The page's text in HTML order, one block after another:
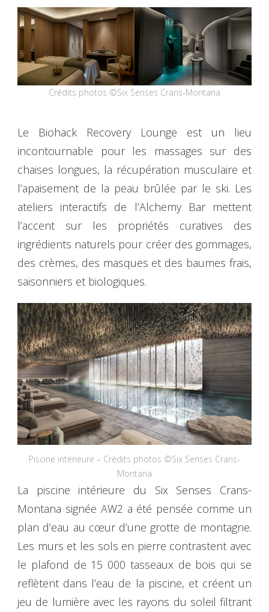
Crédits photos ©Six Senses Crans-Montana
Le Biohack Recovery Lounge est un lieu
incontournable pour les massages sur des
chaises longues, la récupération musculaire et
l’apaisement de la peau brûlée par le ski. Les
ateliers interactifs de l’Alchemy Bar mettent
l’accent sur les propriétés curatives des
ingrédients naturels pour créer des gommages,
des crèmes, des masques et des baumes frais,
saisonniers et biologiques.
Piscine intérieure – Crédits photos ©Six Senses Crans-
Montana
La piscine intérieure du Six Senses Crans-
Montana signée AW2 a été pensée comme un
plan d’eau au cœur d’une grotte de montagne.
Les murs et les sols en pierre contrastent avec
le plafond de 15 000 tasseaux de bois qui se
reflètent dans l’eau de la piscine, et créent un
jeu de lumière avec les rayons du soleil filtrant